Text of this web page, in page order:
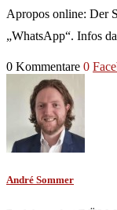
Apropos online: Der
„WhatsApp“. Infos
0 Kommentare 0
André Sommer